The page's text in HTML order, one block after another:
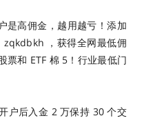
是高佣金，越用越亏！添加
zqkdbkh ，获得全网最低佣
票和 ETF 棉 5！行业最低门
户后入金 2 万保持 30 个交